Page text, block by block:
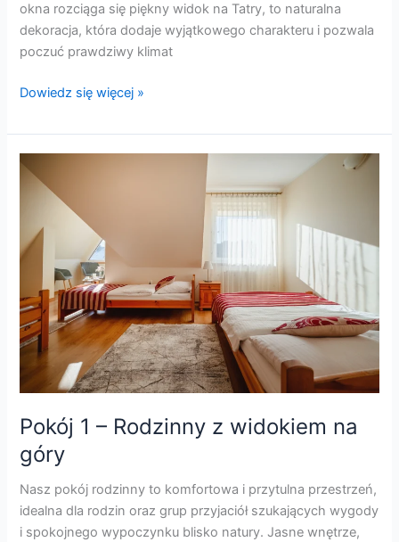
okna rozciąga się piękny widok na Tatry, to naturalna
dekoracja, która dodaje wyjątkowego charakteru i pozwala
poczuć prawdziwy klimat
Dowiedz się więcej »
Pokój 1 – Rodzinny z widokiem na
góry
Nasz pokój rodzinny to komfortowa i przytulna przestrzeń,
idealna dla rodzin oraz grup przyjaciół szukających wygody
i spokojnego wypoczynku blisko natury. Jasne wnętrze,
Pokój
Rodzinny
z
widokiem
góry